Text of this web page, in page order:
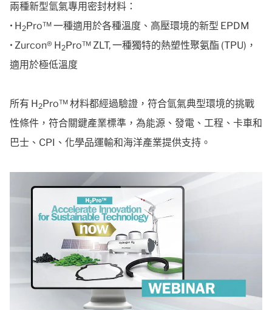
兩種新型氫氣專用密封材料：
• H2Pro™ 一種適用於各種溫度、高壓環境的新型 EPDM
• Zurcon® H2Pro™ ZLT, 一種獨特的熱塑性聚氨酯 (TPU)，
適用於極低溫度
所有 H2Pro™ 材料都經過驗證，符合氫氣典型環境的挑戰
性條件，符合關鍵產業標準，為能源、發電、工程、卡車和
巴士、CPI、化學品運輸和海洋產業提供支持。